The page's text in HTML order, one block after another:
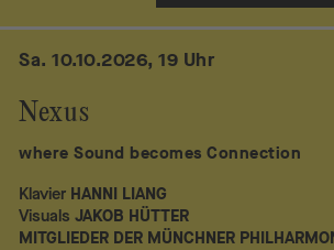
Nexus
where Sound becomes Connection
Sa. 10.10.2026, 19 Uhr
Klavier HANNI LIANG
Visuals JAKOB HÜTTER
MITGLIEDER DER MÜNCHNER